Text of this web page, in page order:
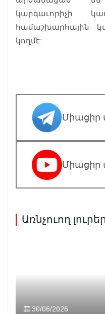
կարգաւորիչի
համաշխարհային
կողմէ:
Միացիր
Միացիր
Առնչուող լուրեր
30/06/2026